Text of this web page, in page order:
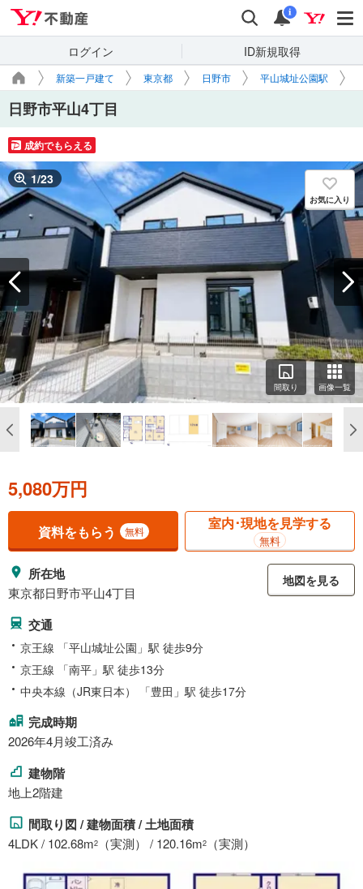
検索 通知
i
ログイン ID新規取得
新築一戸建て 東京都 日野市 平山城址公園駅
日野市平山4丁目
成約でもらえる
1/23
お気に入り
間取り 画像一覧
5,080万円
資料をもらう 無料 室内･現地を見学する
無料
所在地
東京都日野市平山4丁目
地図を見る
交通
京王線 「平山城址公園」駅 徒歩9分
京王線 「南平」駅 徒歩13分
中央本線（JR東日本） 「豊田」駅 徒歩17分
完成時期
2026年4月竣工済み
建物階
地上2階建
間取り図 / 建物面積 / 土地面積
4LDK / 102.68m2 （実測） / 120.16m2 （実測）